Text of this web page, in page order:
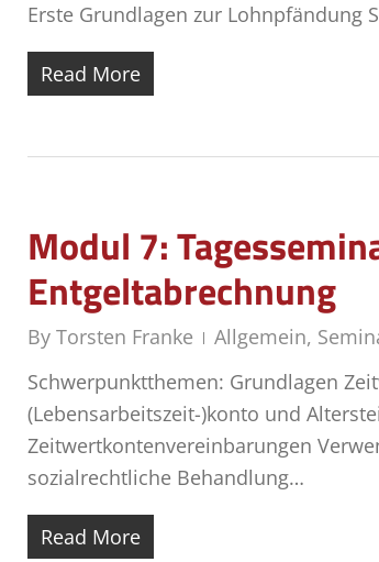
Erste Grundlagen zur Lohnpfändung
Read More
Modul 7:
Entgeltabrechnung
By Torsten Franke Allgemein,
Schwerpunktthemen: Grundlagen
(Lebensarbeitszeit-)konto und
Zeitwertkontenvereinbarungen
sozialrechtliche Behandlung…
Read More